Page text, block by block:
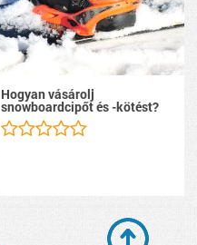
Hogyan vásárolj
snowboardcipőt és -kötést?